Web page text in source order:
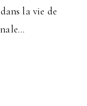
la vie de